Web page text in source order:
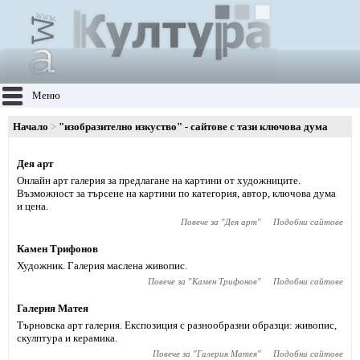
Меню
Начало "изобразително изкуство" - сайтове с тази ключова дума
Дея арт
Онлайн арт галерия за предлагане на картини от художниците.
Възможност за търсене на картини по категория, автор, ключова дума
и цена.
Повече за "Дея арт" Подобни сайтове
Камен Трифонов
Художник. Галерия маслена живопис.
Повече за "Камен Трифонов" Подобни сайтове
Галерия Матея
Търновска арт галерия. Експозиция с разнообразни образци: живопис,
скулптура и керамика.
Повече за "Галерия Матея" Подобни сайтове